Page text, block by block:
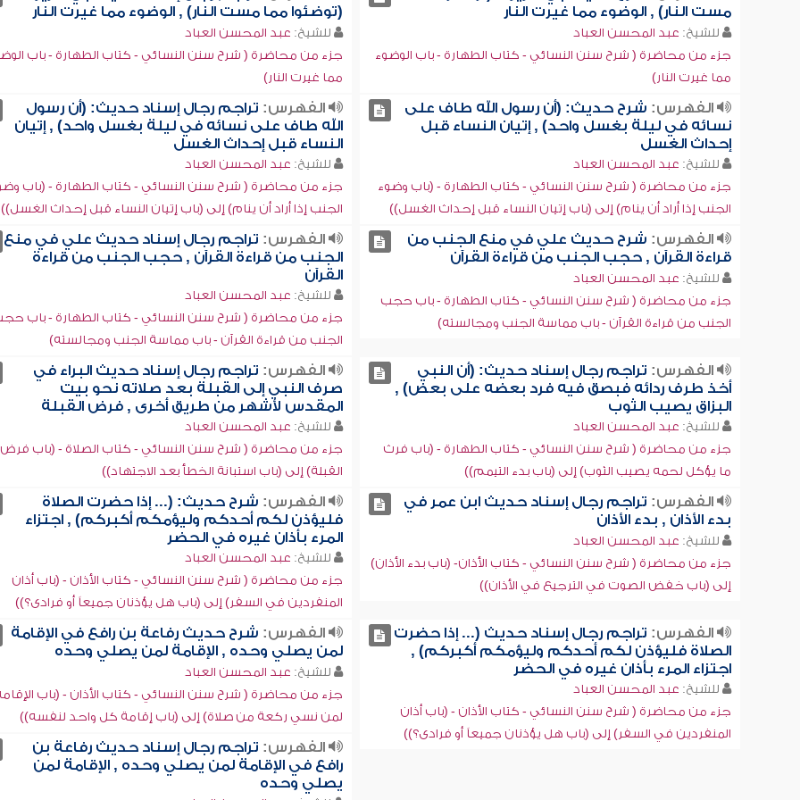
مست النار) , الوضوء مما غيرت النار
للشيخ: عبد المحسن العباد
جزء من محاضرة ( شرح سنن النسائي - كتاب الطهارة - باب الوضوء
مما غيرت النار)
(توضئوا مما مست النار) , الوضوء مما غيرت النار
للشيخ: عبد المحسن العباد
جزء من محاضرة ( شرح سنن النسائي - كتاب الطهارة - باب
مما غيرت النار)
الفهرس: شرح حديث: (أن رسول الله طاف على
نسائه في ليلة بغسل واحد) , إتيان النساء قبل
إحداث الغسل
للشيخ: عبد المحسن العباد
جزء من محاضرة ( شرح سنن النسائي - كتاب الطهارة - (باب وضوء
الجنب إذا أراد أن ينام) إلى (باب إتيان النساء قبل إحداث الغسل))
الفهرس: تراجم رجال إسناد حديث: (أن رسول
الله طاف على نسائه في ليلة بغسل واحد) , إتيان
النساء قبل إحداث الغسل
للشيخ: عبد المحسن العباد
جزء من محاضرة ( شرح سنن النسائي - كتاب الطهارة - (باب
الجنب إذا أراد أن ينام) إلى (باب إتيان النساء قبل إحداث الغسل))
الفهرس: شرح حديث علي في منع الجنب من
قراءة القرآن , حجب الجنب من قراءة القرآن
للشيخ: عبد المحسن العباد
جزء من محاضرة ( شرح سنن النسائي - كتاب الطهارة - باب حجب
الجنب من قراءة القرآن - باب مماسة الجنب ومجالسته)
الفهرس: تراجم رجال إسناد حديث علي في منع
الجنب من قراءة القرآن , حجب الجنب من قراءة
القرآن
للشيخ: عبد المحسن العباد
جزء من محاضرة ( شرح سنن النسائي - كتاب الطهارة - باب
الجنب من قراءة القرآن - باب مماسة الجنب ومجالسته)
الفهرس: تراجم رجال إسناد حديث: (أن النبي
أخذ طرف ردائه فبصق فيه فرد بعضه على بعض) ,
البزاق يصيب الثوب
للشيخ: عبد المحسن العباد
جزء من محاضرة ( شرح سنن النسائي - كتاب الطهارة - (باب فرث
ما يؤكل لحمه يصيب الثوب) إلى (باب بدء التيمم))
الفهرس: تراجم رجال إسناد حديث البراء في
صرف النبي إلى القبلة بعد صلاته نحو بيت
المقدس لأشهر من طريق أخرى , فرض القبلة
للشيخ: عبد المحسن العباد
جزء من محاضرة ( شرح سنن النسائي - كتاب الصلاة - (باب فرض
القبلة) إلى (باب استبانة الخطأ بعد الاجتهاد))
الفهرس: تراجم رجال إسناد حديث ابن عمر في
بدء الأذان , بدء الأذان
للشيخ: عبد المحسن العباد
جزء من محاضرة ( شرح سنن النسائي - كتاب الأذان- (باب بدء الأذان)
إلى (باب خفض الصوت في الترجيع في الأذان))
الفهرس: شرح حديث: (... إذا حضرت الصلاة
فليؤذن لكم أحدكم وليؤمكم أكبركم) , اجتزاء
المرء بأذان غيره في الحضر
للشيخ: عبد المحسن العباد
جزء من محاضرة ( شرح سنن النسائي - كتاب الأذان - (باب أذان
المنفردين في السفر) إلى (باب هل يؤذنان جميعاً أو فرادى؟))
الفهرس: تراجم رجال إسناد حديث (... إذا حضرت
الصلاة فليؤذن لكم أحدكم وليؤمكم أكبركم) ,
اجتزاء المرء بأذان غيره في الحضر
للشيخ: عبد المحسن العباد
جزء من محاضرة ( شرح سنن النسائي - كتاب الأذان - (باب أذان
المنفردين في السفر) إلى (باب هل يؤذنان جميعاً أو فرادى؟))
الفهرس: شرح حديث رفاعة بن رافع في الإقامة
لمن يصلي وحده , الإقامة لمن يصلي وحده
للشيخ: عبد المحسن العباد
جزء من محاضرة ( شرح سنن النسائي - كتاب الأذان - (باب
لمن نسي ركعة من صلاة) إلى (باب إقامة كل واحد لنفسه))
الفهرس: تراجم رجال إسناد حديث رفاعة بن
رافع في الإقامة لمن يصلي وحده , الإقامة لمن
يصلي وحده